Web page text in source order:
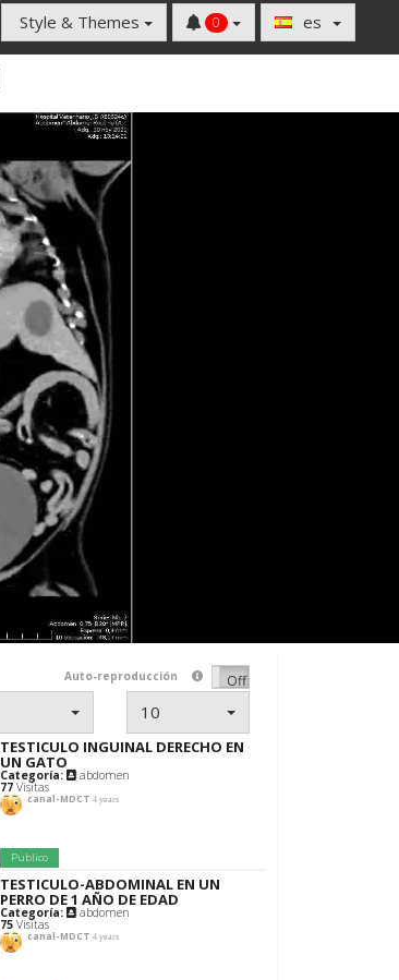
Style & Themes 0 es
Auto-reproducción On Off
10
TESTICULO INGUINAL DERECHO EN
UN GATO
Categoría: abdomen
77 Visitas
canal-MDCT 4 years
Publico
TESTICULO-ABDOMINAL EN UN
PERRO DE 1 AÑO DE EDAD
Categoría: abdomen
75 Visitas
canal-MDCT 4 years